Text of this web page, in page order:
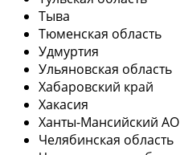
Тыва
Тюменская область
Удмуртия
Ульяновская область
Хабаровский край
Хакасия
Ханты-Мансийский АО
Челябинская область